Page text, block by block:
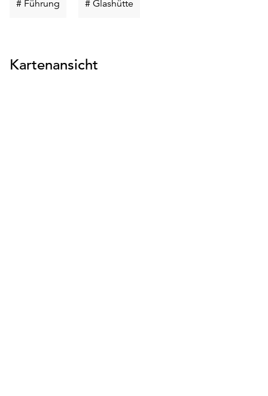
# Führung Schlüsselwort
# Glashütte
Kartenansicht